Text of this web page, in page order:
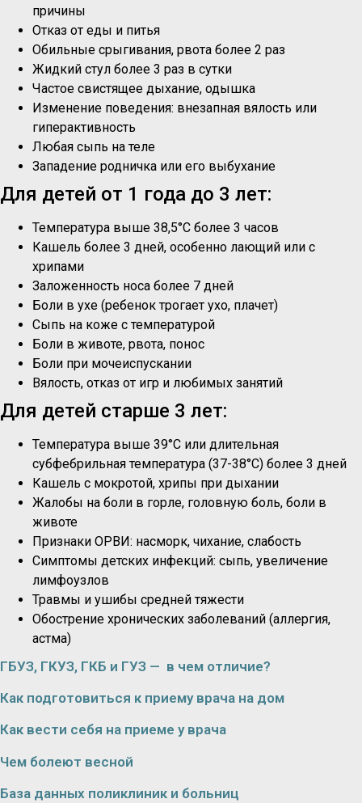
причины
Отказ от еды и питья
Обильные срыгивания, рвота более 2 раз
Жидкий стул более 3 раз в сутки
Частое свистящее дыхание, одышка
Изменение поведения: внезапная вялость или
гиперактивность
Любая сыпь на теле
Западение родничка или его выбухание
Для детей от 1 года до 3 лет:
Температура выше 38,5°C более 3 часов
Кашель более 3 дней, особенно лающий или с
хрипами
Заложенность носа более 7 дней
Боли в ухе (ребенок трогает ухо, плачет)
Сыпь на коже с температурой
Боли в животе, рвота, понос
Боли при мочеиспускании
Вялость, отказ от игр и любимых занятий
Для детей старше 3 лет:
Температура выше 39°C или длительная
субфебрильная температура (37-38°C) более 3 дней
Кашель с мокротой, хрипы при дыхании
Жалобы на боли в горле, головную боль, боли в
животе
Признаки ОРВИ: насморк, чихание, слабость
Симптомы детских инфекций: сыпь, увеличение
лимфоузлов
Травмы и ушибы средней тяжести
Обострение хронических заболеваний (аллергия,
астма)
ГБУЗ, ГКУЗ, ГКБ и ГУЗ — в чем отличие?
Как подготовиться к приему врача на дом
Как вести себя на приеме у врача
Чем болеют весной
База данных поликлиник и больниц